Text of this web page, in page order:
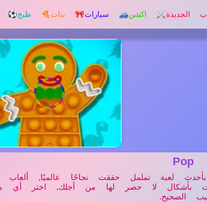
⚔️ اكشن🚙 سيارات🎀 بنات 🍕 طبخ⚽
Pop
لعبة تململ حققت نجاحًا عالميًا, ألعاب
بأشكال لا حصر لها من أجلك, اختر أي
الصحيح.